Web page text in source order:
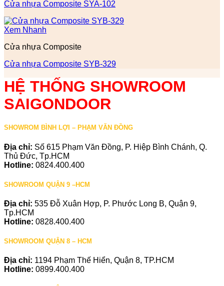
Cửa nhựa Composite SYA-102
Xem Nhanh
Cửa nhựa Composite
Cửa nhựa Composite SYB-329
HỆ THỐNG SHOWROOM
SAIGONDOOR
SHOWROM BÌNH LỢI – PHẠM VĂN ĐỒNG
Địa chỉ: Số 615 Phạm Văn Đồng, P. Hiệp Bình Chánh, Q.
Thủ Đức, Tp.HCM
Hotline: 0824.400.400
SHOWROOM QUẬN 9 –HCM
Địa chỉ: 535 Đỗ Xuân Hợp, P. Phước Long B, Quận 9,
Tp.HCM
Hotline: 0828.400.400
SHOWROOM QUẬN 8 – HCM
Địa chỉ: 1194 Phạm Thế Hiển, Quận 8, TP.HCM
Hotline: 0899.400.400